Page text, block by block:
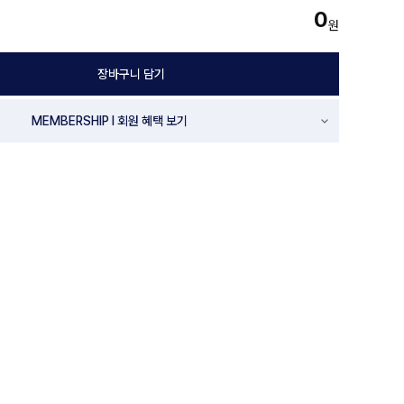
0원
장바구니 담기
MEMBERSHIP l 회원 혜택 보기